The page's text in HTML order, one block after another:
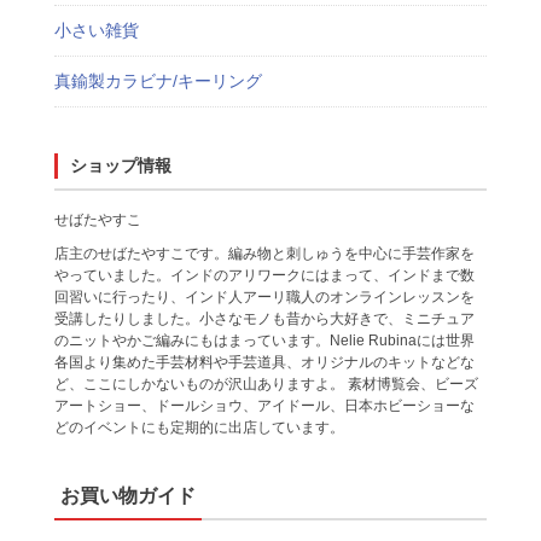
小さい雑貨
真鍮製カラビナ/キーリング
ショップ情報
せばたやすこ
店主のせばたやすこです。編み物と刺しゅうを中心に手芸作家を
やっていました。インドのアリワークにはまって、インドまで数
回習いに行ったり、インド人アーリ職人のオンラインレッスンを
受講したりしました。小さなモノも昔から大好きで、ミニチュア
のニットやかご編みにもはまっています。Nelie Rubinaには世界
各国より集めた手芸材料や手芸道具、オリジナルのキットなどな
ど、ここにしかないものが沢山ありますよ。 素材博覧会、ビーズ
アートショー、ドールショウ、アイドール、日本ホビーショーな
どのイベントにも定期的に出店しています。
お買い物ガイド